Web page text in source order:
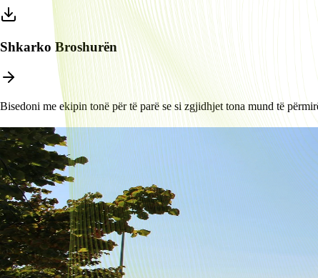
Shkarko Broshurën
Bisedoni me ekipin tonë për të parë se si zgjidhjet tona mund të